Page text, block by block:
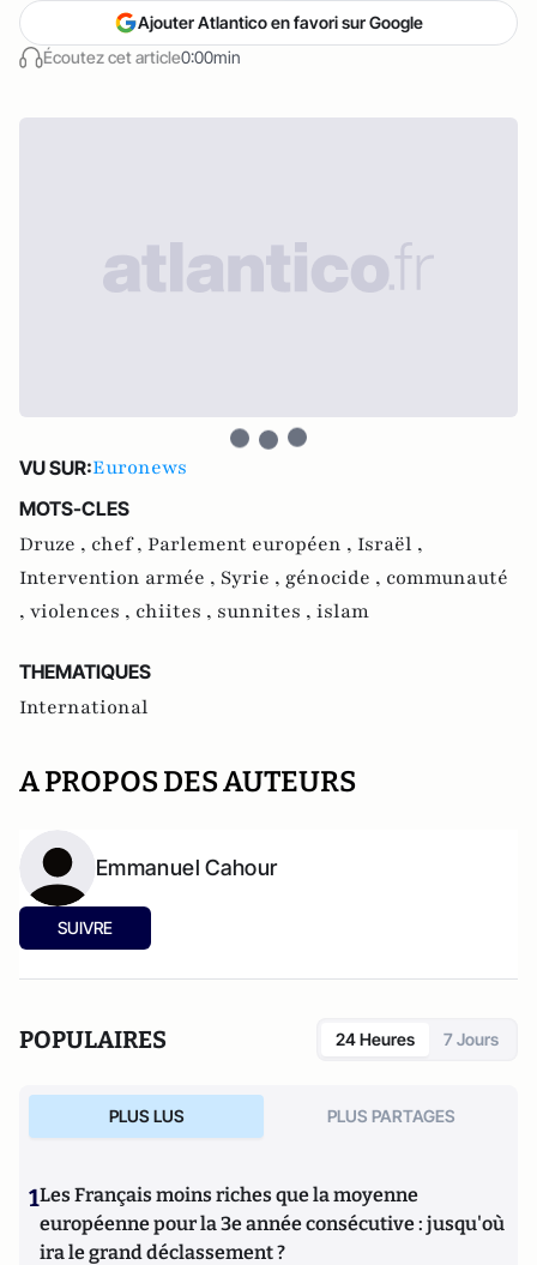
Écoutez cet article0:00min
Ajouter Atlantico en favori sur Google
VU SUR:Euronews
MOTS-CLES
Druze , chef , Parlement européen , Israël ,
Intervention armée , Syrie , génocide , communauté
, violences , chiites , sunnites , islam
THEMATIQUES
International
A PROPOS DES AUTEURS
Emmanuel Cahour
SUIVRE
POPULAIRES 24 Heures 7 Jours
PLUS LUS PLUS PARTAGES
1Les Français moins riches que la moyenne
européenne pour la 3e année consécutive : jusqu'où
ira le grand déclassement ?